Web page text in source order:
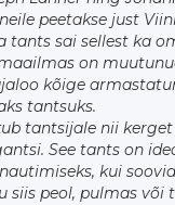
peetakse just
tants sai sellest ka
on
kõige
tantsuks.
tantsijale nii
See tants on
kui
siis peol, pulmas või